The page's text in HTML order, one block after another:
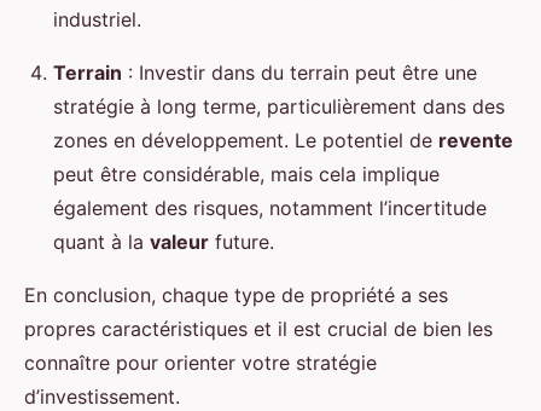
industriel.
Terrain : Investir dans du terrain peut être une
stratégie à long terme, particulièrement dans des
zones en développement. Le potentiel de revente
peut être considérable, mais cela implique
également des risques, notamment l’incertitude
quant à la valeur future.
En conclusion, chaque type de propriété a ses
propres caractéristiques et il est crucial de bien les
connaître pour orienter votre stratégie
d’investissement.